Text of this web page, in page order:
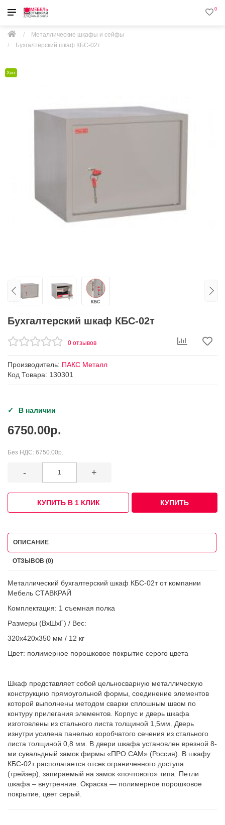
0
Металлические шкафы и сейфы
Бухгалтерский шкаф КБС-02т
Хит
Бухгалтерский шкаф КБС-02т
0 отзывов
Производитель: ПАКС Металл
Код Товара: 130301
В наличии
6750.00р.
Без НДС: 6750.00р.
- +
КУПИТЬ В 1 КЛИК КУПИТЬ
ОПИСАНИЕ
ОТЗЫВОВ (0)
Металлический бухгалтерский шкаф КБС-02т от компании
Мебель СТАВКРАЙ
Комплектация: 1 съемная полка
Размеры (ВхШхГ) / Вес:
320x420x350 мм / 12 кг
Цвет: полимерное порошковое покрытие серого цвета
Шкаф представляет собой цельносварную металлическую
конструкцию прямоугольной формы, соединение элементов
которой выполнены методом сварки сплошным швом по
контуру прилегания элементов. Корпус и дверь шкафа
изготовлены из стального листа толщиной 1,5мм. Дверь
изнутри усилена панелью коробчатого сечения из стального
листа толщиной 0,8 мм. В двери шкафа установлен врезной 8-
ми сувальдный замок фирмы «ПРО САМ» (Россия). В шкафу
КБС-02т располагается отсек ограниченного доступа
(трейзер), запираемый на замок «почтового» типа. Петли
шкафа – внутренние. Окраска — полимерное порошковое
покрытие, цвет серый.